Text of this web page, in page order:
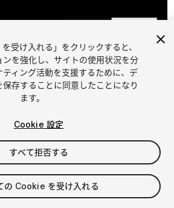
クッキーの設定
1/19
受け入れる」をクリックすると、
ンを強化し、サイトの使用状況を分
ィング活動を支援するために、デ
存することに同意したことになり
ます。
Cookie 設定
すべて拒否する
の Cookie を受け入れる